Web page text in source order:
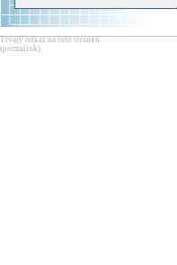
Trvalý odkaz na tuto stránku
(permalink)